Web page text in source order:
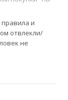
и
отвлекли/
не